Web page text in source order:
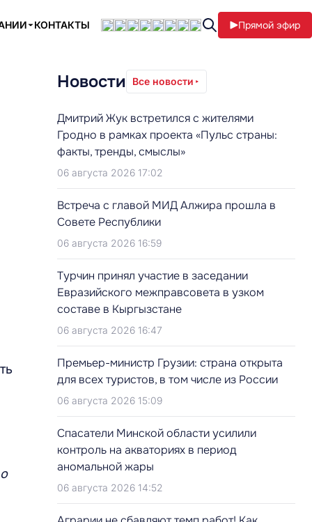
КОНТАКТЫ Прямой эфир
Новости Все новости
Дмитрий Жук встретился с жителями
Гродно в рамках проекта «Пульс страны:
факты, тренды, смыслы»
06 августа 2026 17:02
Встреча с главой МИД Алжира прошла в
Совете Республики
06 августа 2026 16:59
Турчин принял участие в заседании
Евразийского межправсовета в узком
составе в Кыргызстане
06 августа 2026 16:47
Премьер-министр Грузии: страна открыта
для всех туристов, в том числе из России
06 августа 2026 15:09
Cпасатели Минской области усилили
контроль на акваториях в период
аномальной жары
06 августа 2026 14:52